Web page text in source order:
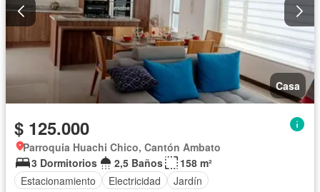
Casa
$ 125.000
Parroquia Huachi Chico, Cantón Ambato
3 Dormitorios
2,5 Baños
158 m²
Estacionamiento
Electricidad Jardín